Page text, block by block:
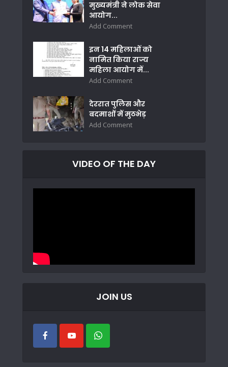
मुख्यमंत्री ने लोक सेवा
आयोग...
Add Comment
इन 14 महिलाओं को
नामित किया राज्य
महिला आयोग में...
Add Comment
देररात पुलिस और
बदमाशों में मुठभेड़
Add Comment
VIDEO OF THE DAY
JOIN US